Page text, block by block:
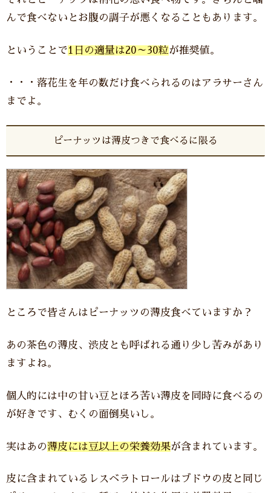
んで食べないとお腹の調子が悪くなることもあります。
ということで1日の適量は20～30粒が推奨値。
・・・落花生を年の数だけ食べられるのはアラサーさん
までよ。
ピーナッツは薄皮つきで食べるに限る
ところで皆さんはピーナッツの薄皮食べていますか？
あの茶色の薄皮、渋皮とも呼ばれる通り少し苦みがあり
ますよね。
個人的には中の甘い豆とほろ苦い薄皮を同時に食べるの
が好きです、むくの面倒臭いし。
実はあの薄皮には豆以上の栄養効果が含まれています。
皮に含まれているレスベラトロールはブドウの皮と同じ